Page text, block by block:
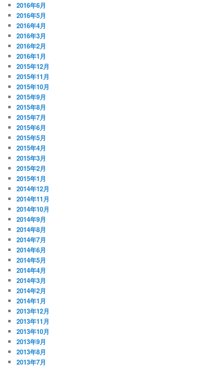
2016年6月
2016年5月
2016年4月
2016年3月
2016年2月
2016年1月
2015年12月
2015年11月
2015年10月
2015年9月
2015年8月
2015年7月
2015年6月
2015年5月
2015年4月
2015年3月
2015年2月
2015年1月
2014年12月
2014年11月
2014年10月
2014年9月
2014年8月
2014年7月
2014年6月
2014年5月
2014年4月
2014年3月
2014年2月
2014年1月
2013年12月
2013年11月
2013年10月
2013年9月
2013年8月
2013年7月